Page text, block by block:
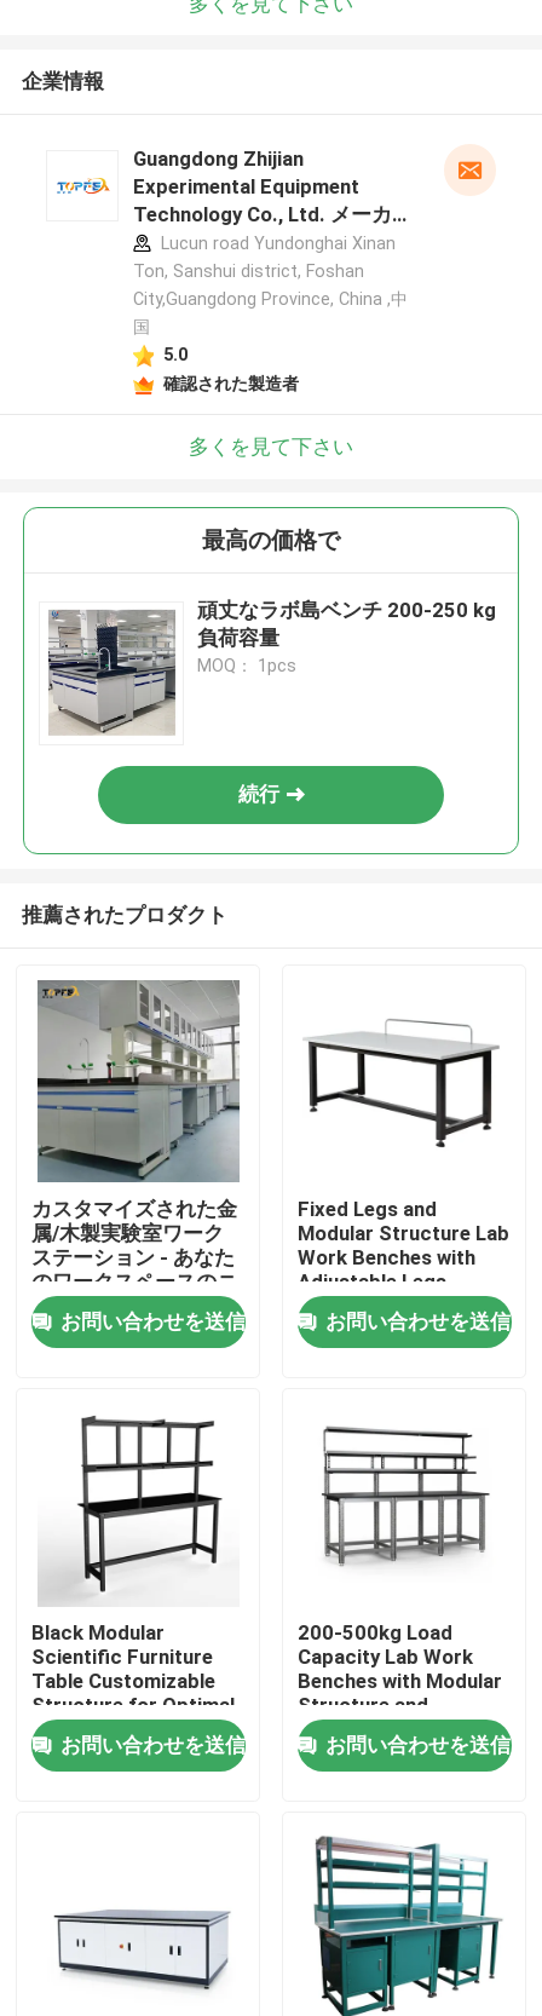
ホーム
VRショー
企業情報
会社案内
品質管理
お問い合わせ
研究室の作業台
企業情報
Guangdong Zhijian
Experimental Equipment
Technology Co., Ltd. メーカー
プロフィール
Lucun road Yundonghai Xinan
Ton, Sanshui district, Foshan
City,Guangdong Province, China ,中
国
5.0
確認された製造者
多くを見て下さい
最高の価格で
頑丈なラボ島ベンチ 200-250 kg
負荷容量
MOQ： 1pcs
続行
推薦されたプロダクト
カスタマイズされた金
属/木製実験室ワーク
ステーション - あなた
のワークスペースのニ
ーズに最適なソリュー
ションお問い合わせを送信
Fixed Legs and
Modular Structure Lab
Work Benches with
Adjustable Legs
お問い合わせを送信
Black Modular
Scientific Furniture
Table Customizable
Structure for Optimal
Functionality and
Space Utilization
お問い合わせを送信
200-500kg Load
Capacity Lab Work
Benches with Modular
Structure and
Optional Accessories
お問い合わせを送信